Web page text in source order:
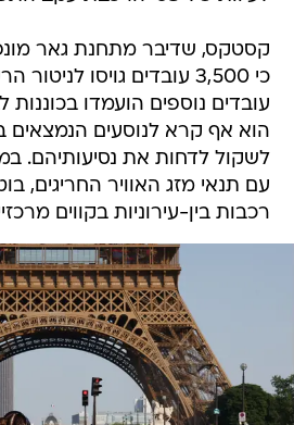
קסטקס, שדיבר מתחנת גאר
עובדים נוספים הועמדו בכוננות
הוא אף קרא לנוסעים הנמצאים
לשקול לדחות את נסיעותיהם.
רכבות בין-עירוניות בקווים